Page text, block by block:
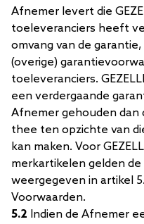
Afnemer levert die
toeleveranciers heeft
omvang van de
(overige)
toeleveranciers.
een verdergaande
Afnemer gehouden dan
thee ten opzichte van
kan maken. Voor
merkartikelen gelden
weergegeven in artikel
Voorwaarden.
5.2 Indien de Afnemer